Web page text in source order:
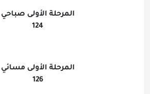
المرحلة الأولى صباحي
124
المرحلة الأولى مسائي
126